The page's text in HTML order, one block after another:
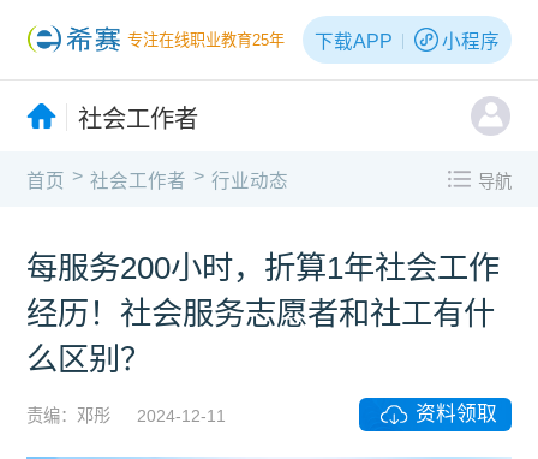
专注在线职业教育25年 下载APP 小程序
社会工作者
首页 > 社会工作者 > 行业动态 导航
每服务200小时，折算1年社会工作
经历！社会服务志愿者和社工有什
么区别？
责编：邓彤 2024-12-11 资料领取